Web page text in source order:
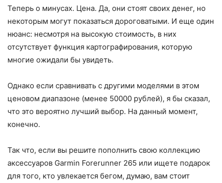
Теперь о минусах. Цена. Да, они стоят своих денег, но
некоторым могут показаться дороговатыми. И еще один
нюанс: несмотря на высокую стоимость, в них
отсутствует функция картографирования, которую
многие ожидали бы увидеть.
Однако если сравнивать с другими моделями в этом
ценовом диапазоне (менее 50000 рублей), я бы сказал,
что это вероятно лучший выбор. На данный момент,
конечно.
Так что, если вы решите пополнить свою коллекцию
аксессуаров Garmin Forerunner 265 или ищете подарок
для того, кто увлекается бегом, думаю, вам стоит